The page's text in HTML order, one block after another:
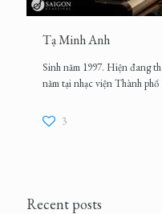
Tạ Minh Anh
Sinh năm 1997. Hiện đang
năm tại nhạc viện Thành
3
Recent posts